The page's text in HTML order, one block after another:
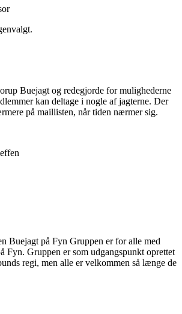
Buejagt og redegjorde for mulighederne
kan deltage i nogle af jagterne. Der
på maillisten, når tiden nærmer sig.
Buejagt på Fyn Gruppen er for alle med
Fyn. Gruppen er som udgangspunkt oprettet
regi, men alle er velkommen så længe de